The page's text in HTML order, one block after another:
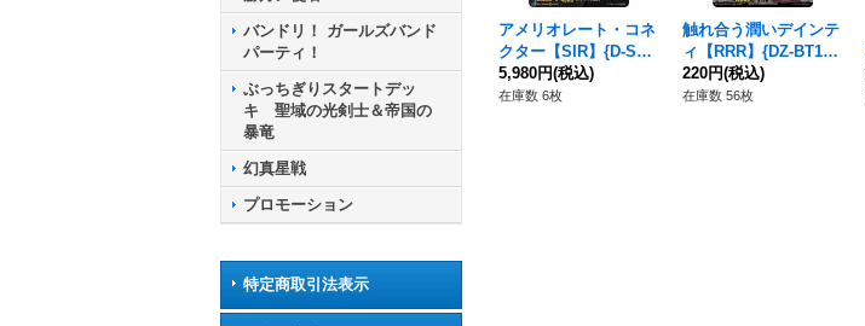
バンドリ！ ガールズバンド
パーティ！
ぶっちぎりスタートデッ
キ 聖域の光剣士＆帝国の
暴竜
幻真星戦
プロモーション
特定商取引法表示
アメリオレート・コネ
クター【SIR】{D-SS1
1/SIR26}《ブラントゲ
ート》
5,980円(税込)
在庫数 6枚
触れ合う潤いデインテ
ィ【RRR】{DZ-BT10/
017}《リリカルモナス
テリオ》
220円(税込)
在庫数 56枚